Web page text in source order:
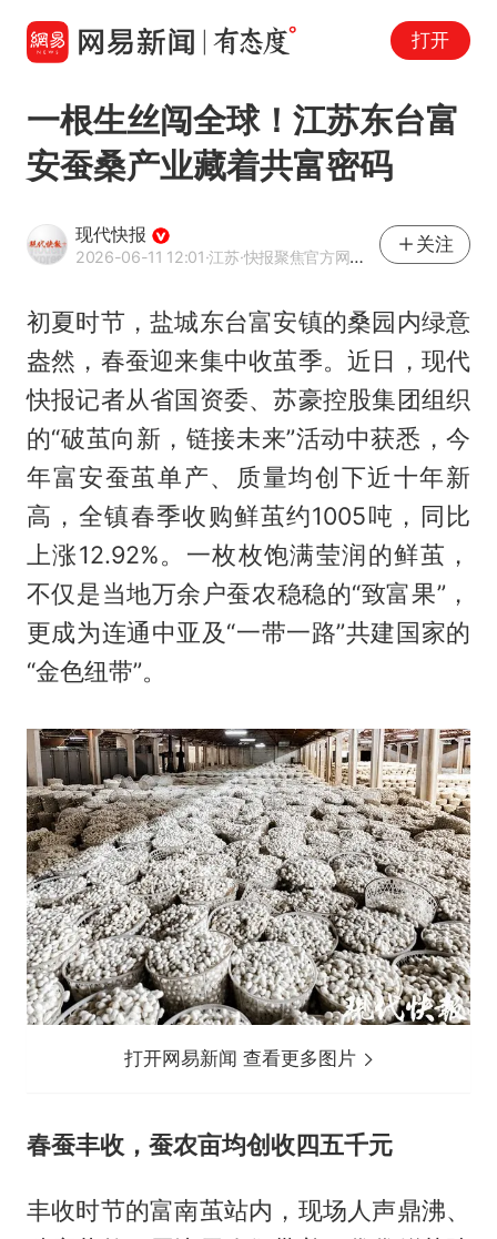
打开
一根生丝闯全球！江苏东台富
安蚕桑产业藏着共富密码
现代快报
2026-06-11 12:01·江苏·快报聚焦官方网易号
关注
初夏时节，盐城东台富安镇的桑园内绿意
盎然，春蚕迎来集中收茧季。近日，现代
快报记者从省国资委、苏豪控股集团组织
的“破茧向新，链接未来”活动中获悉，今
年富安蚕茧单产、质量均创下近十年新
高，全镇春季收购鲜茧约1005吨，同比
上涨12.92%。一枚枚饱满莹润的鲜茧，
不仅是当地万余户蚕农稳稳的“致富果”，
更成为连通中亚及“一带一路”共建国家的
“金色纽带”。
打开网易新闻 查看更多图片
春蚕丰收，蚕农亩均创收四五千元
丰收时节的富南茧站内，现场人声鼎沸、